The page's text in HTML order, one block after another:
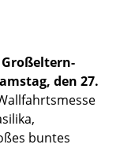
den 27.
buntes